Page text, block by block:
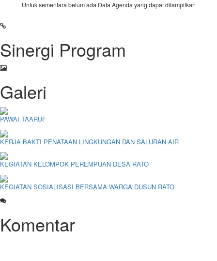
Untuk sementara belum ada Data Agenda yang dapat ditampilkan
Sinergi Program
Galeri
PAWAI TAARUF
KERJA BAKTI PENATAAN LINGKUNGAN DAN SALURAN AIR
KEGIATAN KELOMPOK PEREMPUAN DESA RATO
KEGIATAN SOSIALISASI BERSAMA WARGA DUSUN RATO
Komentar